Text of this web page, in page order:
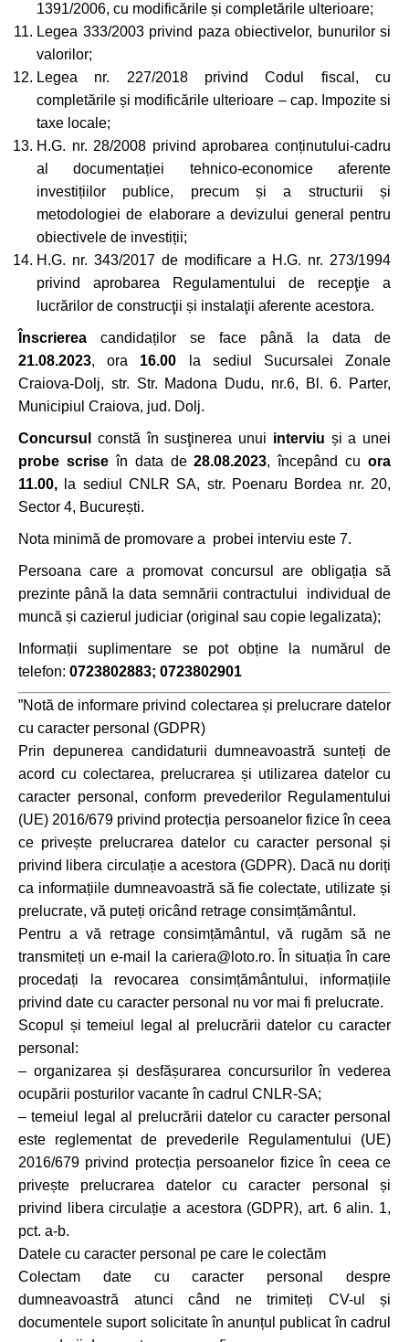
1391/2006, cu modificările și completările ulterioare;
Legea 333/2003 privind paza obiectivelor, bunurilor si
valorilor;
Legea nr. 227/2018 privind Codul fiscal, cu
completările și modificările ulterioare – cap. Impozite si
taxe locale;
H.G. nr. 28/2008 privind aprobarea conținutului-cadru
al documentației tehnico-economice aferente
investițiilor publice, precum și a structurii și
metodologiei de elaborare a devizului general pentru
obiectivele de investiții;
H.G. nr. 343/2017 de modificare a H.G. nr. 273/1994
privind aprobarea Regulamentului de recepţie a
lucrărilor de construcţii și instalaţii aferente acestora.
Înscrierea candidaților se face până la data de
21.08.2023, ora 16.00 la sediul Sucursalei Zonale
Craiova-Dolj, str. Str. Madona Dudu, nr.6, Bl. 6. Parter,
Municipiul Craiova, jud. Dolj.
Concursul constă în susţinerea unui interviu și a unei
probe scriseîn data de28.08.2023, începând cu ora
11.00, la sediul CNLR SA, str. Poenaru Bordea nr. 20,
Sector 4, București.
Nota minimă de promovare a probei interviu este 7.
Persoana care a promovat concursul are obligația să
prezinte până la data semnării contractului individual de
muncă și cazierul judiciar (original sau copie legalizata);
Informații suplimentare se pot obține la numărul de
telefon: 0723802883; 0723802901
”Notă de informare privind colectarea și prelucrare datelor
cu caracter personal (GDPR)
Prin depunerea candidaturii dumneavoastră sunteți de
acord cu colectarea, prelucrarea și utilizarea datelor cu
caracter personal, conform prevederilor Regulamentului
(UE) 2016/679 privind protecția persoanelor fizice în ceea
ce privește prelucrarea datelor cu caracter personal și
privind libera circulație a acestora (GDPR). Dacă nu doriți
ca informațiile dumneavoastră să fie colectate, utilizate și
prelucrate, vă puteți oricând retrage consimțământul.
Pentru a vă retrage consimțământul, vă rugăm să ne
transmiteți un e-mail la cariera@loto.ro. În situația în care
procedați la revocarea consimțământului, informațiile
privind date cu caracter personal nu vor mai fi prelucrate.
Scopul și temeiul legal al prelucrării datelor cu caracter
personal:
– organizarea și desfășurarea concursurilor în vederea
ocupării posturilor vacante în cadrul CNLR-SA;
– temeiul legal al prelucrării datelor cu caracter personal
este reglementat de prevederile Regulamentului (UE)
2016/679 privind protecția persoanelor fizice în ceea ce
privește prelucrarea datelor cu caracter personal și
privind libera circulație a acestora (GDPR), art. 6 alin. 1,
pct. a-b.
Datele cu caracter personal pe care le colectăm
Colectam date cu caracter personal despre
dumneavoastră atunci când ne trimiteți CV-ul și
documentele suport solicitate în anunțul publicat în cadrul